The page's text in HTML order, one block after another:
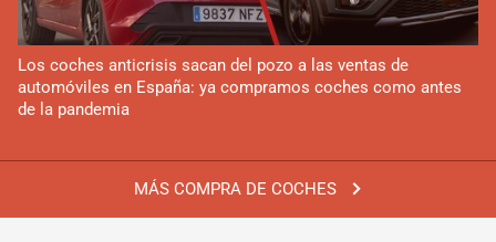
MÁS COMPRA DE COCHES
Los coches anticrisis sacan del pozo a las ventas de
automóviles en España: ya compramos coches como antes
de la pandemia